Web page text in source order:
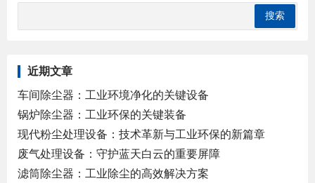
近期文章
车间除尘器：工业环境净化的关键设备
锅炉除尘器：工业环保的关键装备
现代粉尘处理设备：技术革新与工业环保的新篇章
废气处理设备：守护蓝天白云的重要屏障
滤筒除尘器：工业除尘的高效解决方案